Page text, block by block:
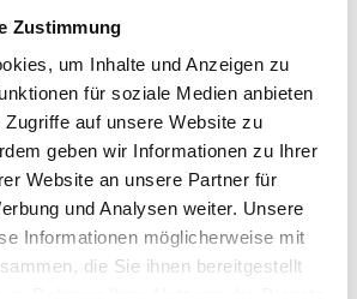
Zustimmung
um Inhalte und Anzeigen zu
für soziale Medien anbieten
auf unsere Website zu
geben wir Informationen zu Ihrer
Website an unsere Partner für
und Analysen weiter. Unsere
Informationen möglicherweise mit
die Sie ihnen bereitgestellt
64319
Immobilien